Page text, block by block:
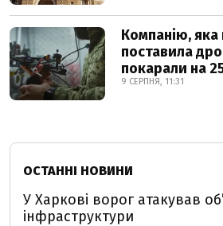
Компанію, яка
поставила
покарали на
9 СЕРПНЯ, 11:31
ОСТАННІ НОВИНИ
У Харкові ворог атакував
інфраструктури